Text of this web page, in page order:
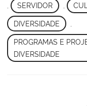
SERVIDOR
DIVERSIDADE
PROGRAMAS E
DIVERSIDADE